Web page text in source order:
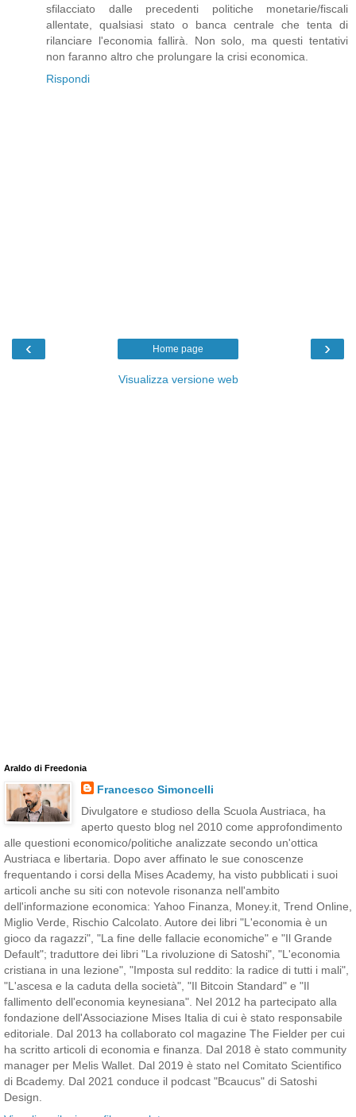
sfilacciato dalle precedenti politiche monetarie/fiscali
allentate, qualsiasi stato o banca centrale che tenta di
rilanciare l'economia fallirà. Non solo, ma questi tentativi
non faranno altro che prolungare la crisi economica.
Rispondi
‹ ›
Home page
Visualizza versione web
Araldo di Freedonia
Francesco Simoncelli
Divulgatore e studioso della Scuola Austriaca, ha
aperto questo blog nel 2010 come approfondimento
alle questioni economico/politiche analizzate secondo un'ottica
Austriaca e libertaria. Dopo aver affinato le sue conoscenze
frequentando i corsi della Mises Academy, ha visto pubblicati i suoi
articoli anche su siti con notevole risonanza nell'ambito
dell'informazione economica: Yahoo Finanza, Money.it, Trend Online,
Miglio Verde, Rischio Calcolato. Autore dei libri "L'economia è un
gioco da ragazzi", "La fine delle fallacie economiche" e "Il Grande
Default"; traduttore dei libri "La rivoluzione di Satoshi", "L'economia
cristiana in una lezione", "Imposta sul reddito: la radice di tutti i mali",
"L'ascesa e la caduta della società", "Il Bitcoin Standard" e "Il
fallimento dell'economia keynesiana". Nel 2012 ha partecipato alla
fondazione dell'Associazione Mises Italia di cui è stato responsabile
editoriale. Dal 2013 ha collaborato col magazine The Fielder per cui
ha scritto articoli di economia e finanza. Dal 2018 è stato community
manager per Melis Wallet. Dal 2019 è stato nel Comitato Scientifico
di Bcademy. Dal 2021 conduce il podcast "Bcaucus" di Satoshi
Design.